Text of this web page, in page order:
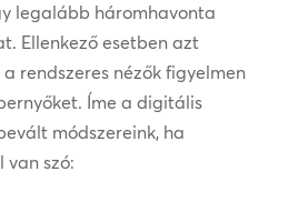
legalább háromhavonta
Ellenkező esetben azt
rendszeres nézők figyelmen
Íme a digitális
módszereink, ha
szó: